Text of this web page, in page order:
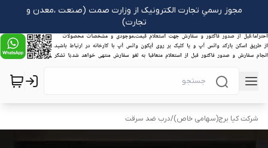
مجوز رسمیِ تجارت الکترونیک از وزارت صمت (صنعت ،معدن و
تجارت)
شرکت کیا برج(سهامی خاص)/درب ضد سرقت